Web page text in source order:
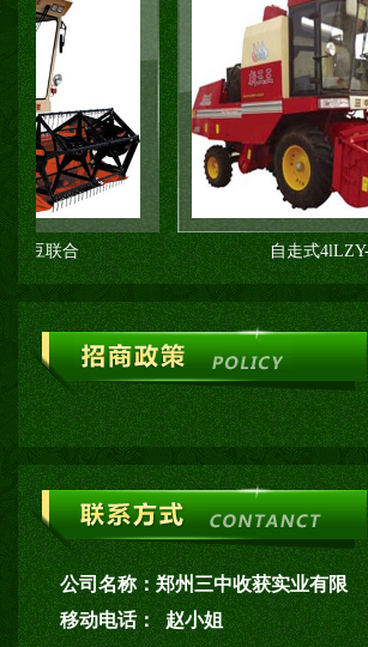
自走式4lLZY-3油菜联
公司名称：郑州三中收获实业有限
移动电话：赵小姐